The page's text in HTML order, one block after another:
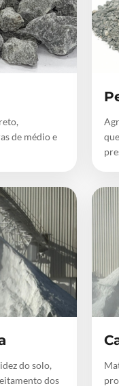
de médio e
do solo,
dos